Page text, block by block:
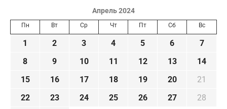
Апрель 2024
Пн Вт Ср Чт Пт Сб Вс
1 2 3 4 5 6
7
8
9 10 11 12 13
14
15
16 17 18 19 20
21
22
23 24 25 26 27
28